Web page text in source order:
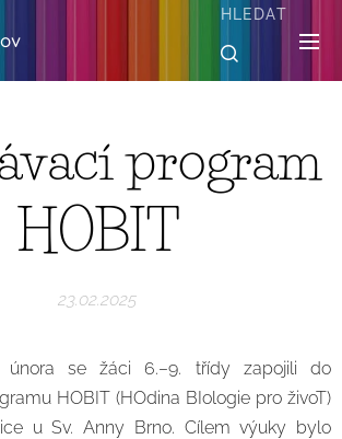
HLEDAT
program
HOBIT
23.02.2025
února se žáci 6.–9. třídy zapojili do
HOBIT (HOdina BIologie pro živoT)
u Sv. Anny Brno. Cílem výuky bylo